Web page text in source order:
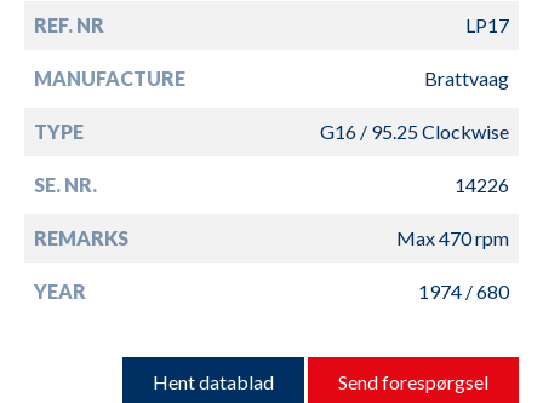
REF. NR LP17
MANUFACTURE Brattvaag
TYPE G16 / 95.25 Clockwise
SE. NR. 14226
REMARKS Max 470 rpm
YEAR 1974 / 680
Hent datablad Send forespørgsel